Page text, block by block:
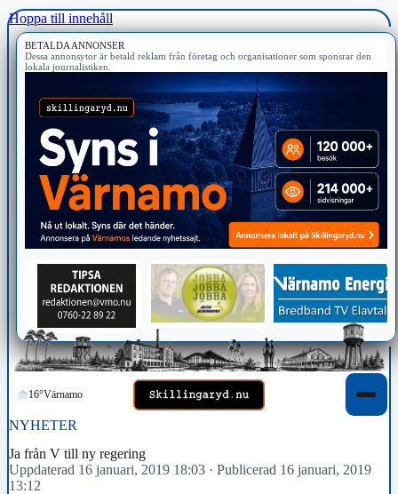
Hoppa till innehåll
BETALDA ANNONSER
Dessa annonsytor är betald reklam från företag och organisationer som sponsrar den
lokala journalistiken.
16°Värnamo
NYHETER
Ja från V till ny regering
Uppdaterad 16 januari, 2019 18:03 · Publicerad 16 januari, 2019
13:12